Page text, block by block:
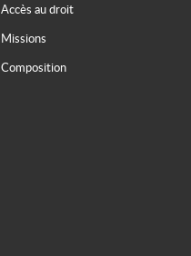
Accès au droit
Missions
Composition